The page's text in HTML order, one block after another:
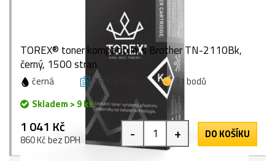
TOREX® toner kompatibilní s Brother TN-2110Bk,
černý, 1500 stran
černá 1500 stran
31 bodů
Skladem > 9 ks
1 041 Kč
860 Kč bez DPH - + DO KOŠÍKU